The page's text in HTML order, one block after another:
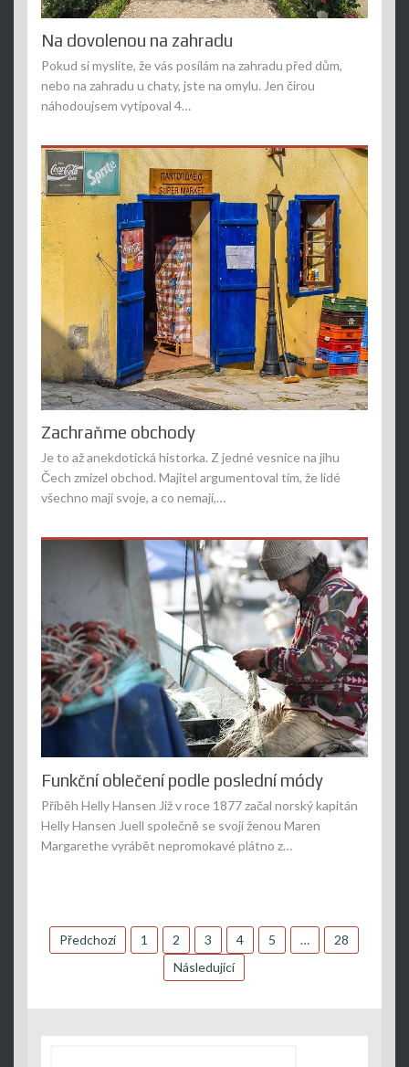
Na dovolenou na zahradu
Pokud si myslíte, že vás posílám na zahradu před dům,
nebo na zahradu u chaty, jste na omylu. Jen čirou
náhodoujsem vytipoval 4…
Zachraňme obchody
Je to až anekdotická historka. Z jedné vesnice na jihu
Čech zmizel obchod. Majitel argumentoval tím, že lidé
všechno mají svoje, a co nemají,…
Funkční oblečení podle poslední módy
Příběh Helly Hansen Již v roce 1877 začal norský kapitán
Helly Hansen Juell společně se svojí ženou Maren
Margarethe vyrábět nepromokavé plátno z…
Stránkování
Předchozí 1 2 3 4 5 …
28
Následující